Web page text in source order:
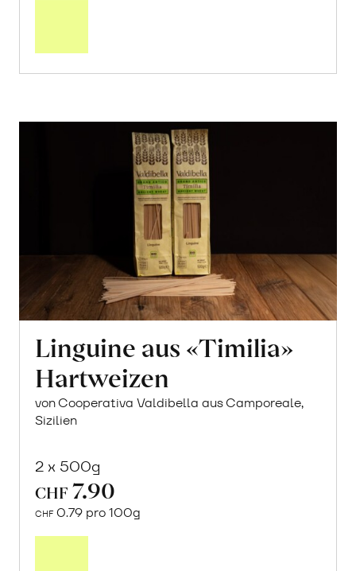
Linguine aus «Timilia»
Hartweizen
von Cooperativa Valdibella aus Camporeale,
Sizilien
2 x 500g
CHF 7.90
CHF 0.79 pro 100g